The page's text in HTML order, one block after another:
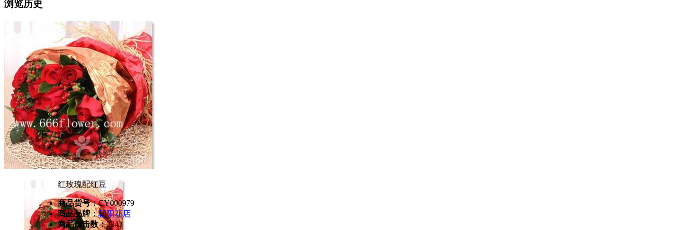
浏览历史
红玫瑰配红豆
商品货号：CY000979
商品品牌：朝阳花店
商品点击数：2343